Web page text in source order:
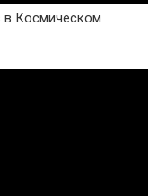
в Космическом